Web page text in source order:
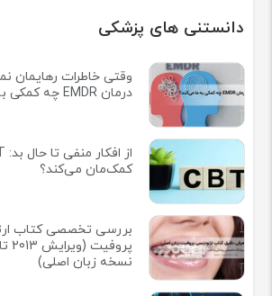
دانستنی های پزشکی
وقتی خاطرات رهایمان
درمان EMDR چه کمکی به ما می‌کند؟
کمک‌مان می‌کند؟
بررسی تخصصی کتاب
نسخه زبان اصلی)